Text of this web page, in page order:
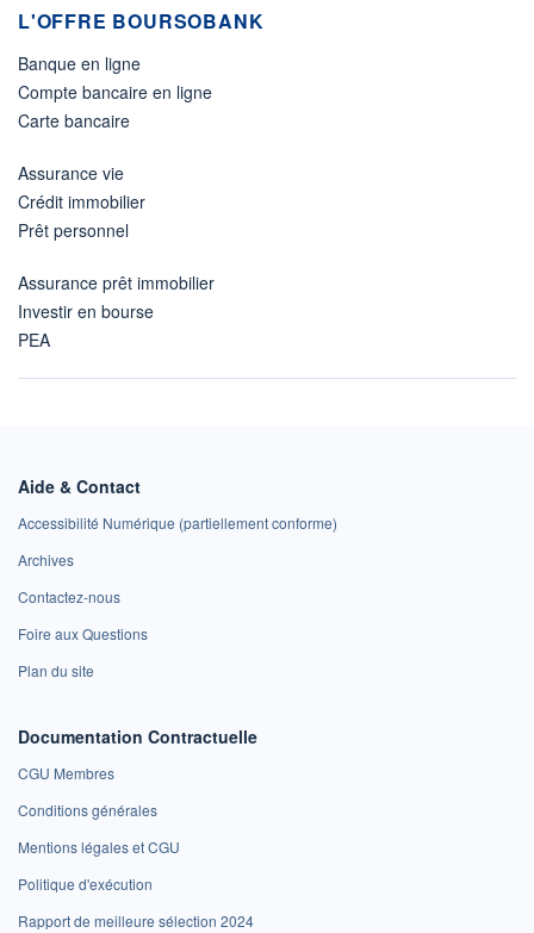
L'OFFRE BOURSOBANK
Banque en ligne
Compte bancaire en ligne
Carte bancaire
Assurance vie
Crédit immobilier
Prêt personnel
Assurance prêt immobilier
Investir en bourse
PEA
Aide & Contact
Accessibilité Numérique (partiellement conforme)
Archives
Contactez-nous
Foire aux Questions
Plan du site
Documentation Contractuelle
CGU Membres
Conditions générales
Mentions légales et CGU
Politique d'exécution
Rapport de meilleure sélection 2024